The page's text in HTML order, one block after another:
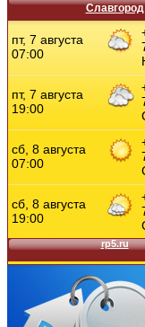
Славгород